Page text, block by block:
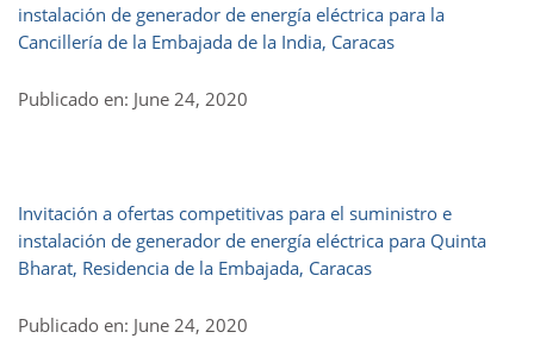
instalación de generador de energía eléctrica para la
Cancillería de la Embajada de la India, Caracas
Publicado en: June 24, 2020
Invitación a ofertas competitivas para el suministro e
instalación de generador de energía eléctrica para Quinta
Bharat, Residencia de la Embajada, Caracas
Publicado en: June 24, 2020